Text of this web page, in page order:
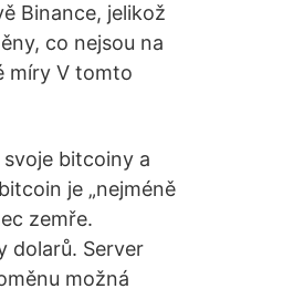
Binance, jelikož
co nejsou na
míry V tomto
bitcoiny a
je „nejméně
zemře.
dolarů. Server
možná